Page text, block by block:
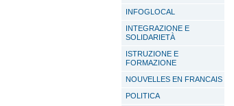
INFOGLOCAL
INTEGRAZIONE E
SOLIDARIETÀ
ISTRUZIONE E
FORMAZIONE
NOUVELLES EN FRANCAIS
POLITICA